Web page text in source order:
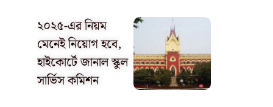
২০২৫-এর নিয়ম
মেনেই নিয়োগ হবে,
হাইকোর্টে জানাল স্কুল
সার্ভিস কমিশন